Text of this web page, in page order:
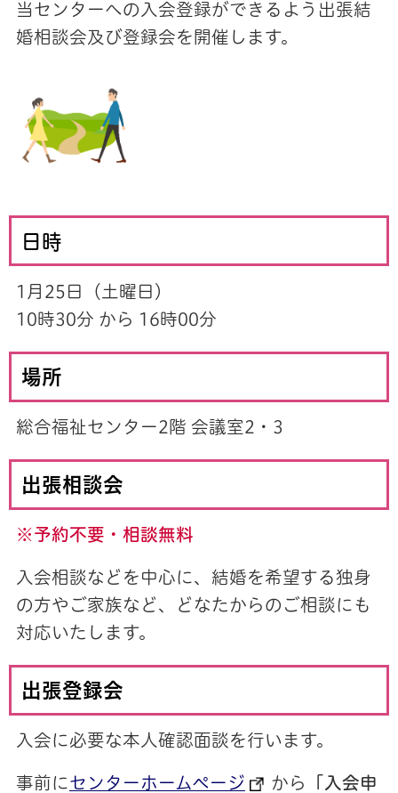
当センターへの入会登録ができるよう出張結
婚相談会及び登録会を開催します。
日時
1月25日（土曜日）
10時30分 から 16時00分
場所
総合福祉センター2階 会議室2・3
出張相談会
※予約不要・相談無料
入会相談などを中心に、結婚を希望する独身
の方やご家族など、どなたからのご相談にも
対応いたします。
出張登録会
入会に必要な本人確認面談を行います。
事前に センターホームページ から
「入会申